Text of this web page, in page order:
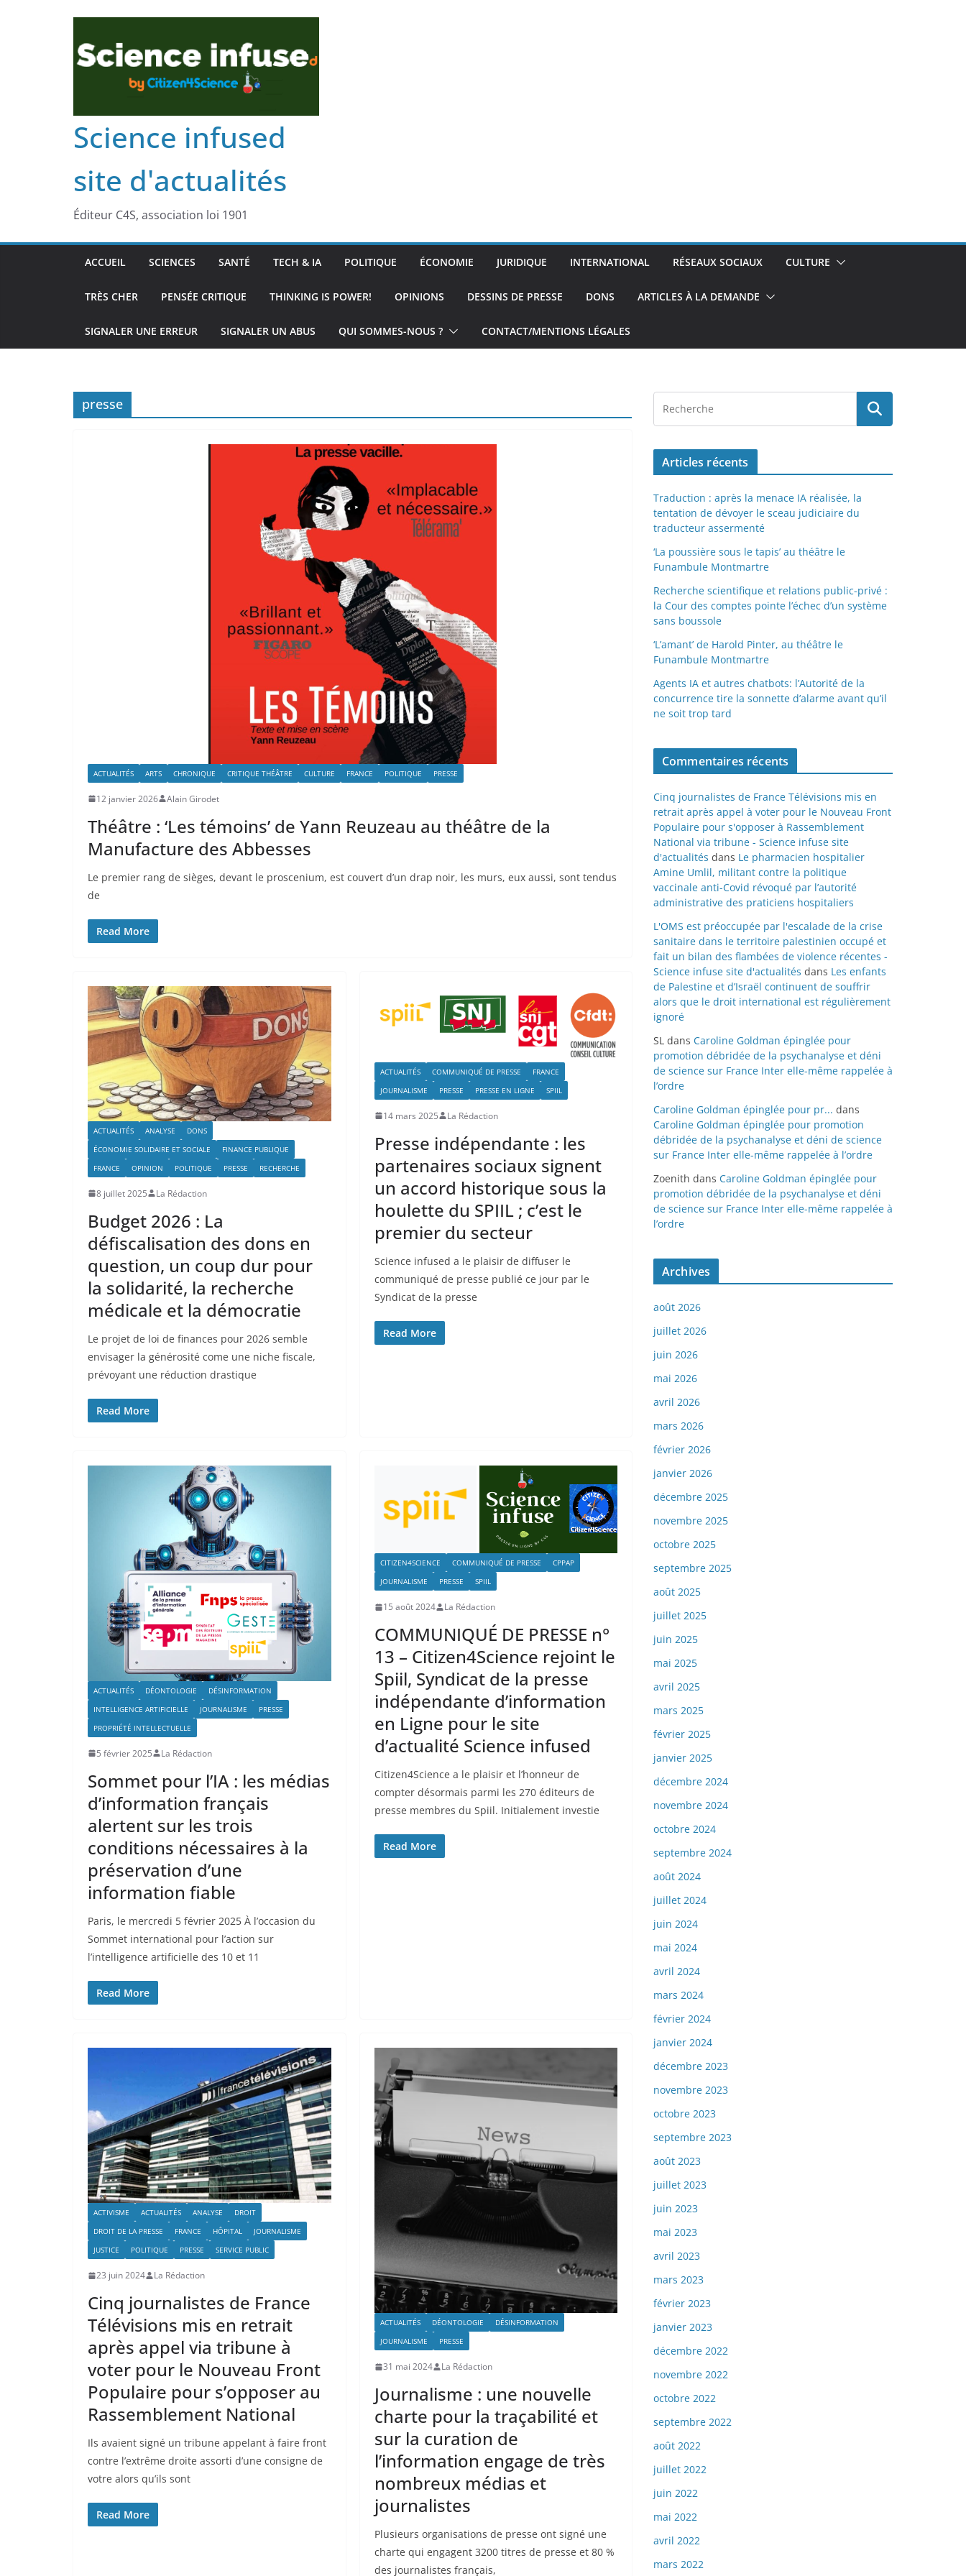
Science infused
site d'actualités
Éditeur C4S, association loi 1901
ACCUEIL SCIENCES SANTÉ TECH & IA POLITIQUE ÉCONOMIE JURIDIQUE INTERNATIONAL RÉSEAUX SOCIAUX CULTURE
TRÈS CHER PENSÉE CRITIQUE THINKING IS POWER! OPINIONS DESSINS DE PRESSE DONS ARTICLES À LA DEMANDE
SIGNALER UNE ERREUR SIGNALER UN ABUS QUI SOMMES-NOUS ? CONTACT/MENTIONS LÉGALES
presse
ACTUALITÉS ARTS CHRONIQUE CRITIQUE THÉÂTRE CULTURE FRANCE POLITIQUE PRESSE
12 janvier 2026 Alain Girodet
Théâtre : ‘Les témoins’ de Yann Reuzeau au théâtre de la
Manufacture des Abbesses
Le premier rang de sièges, devant le proscenium, est couvert d’un drap noir, les murs, eux aussi, sont tendus
de
Read More
ACTUALITÉS ANALYSE
DONS
ÉCONOMIE SOLIDAIRE ET SOCIALE
FINANCE PUBLIQUE
FRANCE
OPINION POLITIQUE PRESSE RECHERCHE
8 juillet 2025 La Rédaction
Budget 2026 : La
défiscalisation des dons en
question, un coup dur pour
la solidarité, la recherche
médicale et la démocratie
Le projet de loi de finances pour 2026 semble
envisager la générosité come une niche fiscale,
prévoyant une réduction drastique
Read More
ACTUALITÉS COMMUNIQUÉ DE PRESSE
FRANCE
JOURNALISME
PRESSE PRESSE EN LIGNE SPIIL
14 mars 2025 La Rédaction
Presse indépendante : les
partenaires sociaux signent
un accord historique sous la
houlette du SPIIL ; c’est le
premier du secteur
Science infused a le plaisir de diffuser le
communiqué de presse publié ce jour par le
Syndicat de la presse
Read More
ACTUALITÉS DÉONTOLOGIE
DÉSINFORMATION
INTELLIGENCE ARTIFICIELLE
JOURNALISME
PRESSE
PROPRIÉTÉ INTELLECTUELLE
5 février 2025 La Rédaction
Sommet pour l’IA : les médias
d’information français
alertent sur les trois
conditions nécessaires à la
préservation d’une
information fiable
Paris, le mercredi 5 février 2025 À l’occasion du
Sommet international pour l’action sur
l’intelligence artificielle des 10 et 11
Read More
CITIZEN4SCIENCE COMMUNIQUÉ DE PRESSE
CPPAP
JOURNALISME
PRESSE SPIIL
15 août 2024 La Rédaction
COMMUNIQUÉ DE PRESSE n°
13 – Citizen4Science rejoint le
Spiil, Syndicat de la presse
indépendante d’information
en Ligne pour le site
d’actualité Science infused
Citizen4Science a le plaisir et l’honneur de
compter désormais parmi les 270 éditeurs de
presse membres du Spiil. Initialement investie
Read More
ACTIVISME ACTUALITÉS ANALYSE
DROIT
DROIT DE LA PRESSE
FRANCE HÔPITAL
JOURNALISME
JUSTICE
POLITIQUE PRESSE SERVICE PUBLIC
23 juin 2024 La Rédaction
Cinq journalistes de France
Télévisions mis en retrait
après appel via tribune à
voter pour le Nouveau Front
Populaire pour s’opposer au
Rassemblement National
Ils avaient signé un tribune appelant à faire front
contre l’extrême droite assorti d’une consigne de
votre alors qu’ils sont
Read More
ACTUALITÉS DÉONTOLOGIE
DÉSINFORMATION
JOURNALISME
PRESSE
31 mai 2024 La Rédaction
Journalisme : une nouvelle
charte pour la traçabilité et
sur la curation de
l’information engage de très
nombreux médias et
journalistes
Plusieurs organisations de presse ont signé une
charte qui engagent 3200 titres de presse et 80 %
des journalistes français,
Articles récents
Traduction : après la menace IA réalisée, la
tentation de dévoyer le sceau judiciaire du
traducteur assermenté
‘La poussière sous le tapis’ au théâtre le
Funambule Montmartre
Recherche scientifique et relations public-privé :
la Cour des comptes pointe l’échec d’un système
sans boussole
‘L’amant’ de Harold Pinter, au théâtre le
Funambule Montmartre
Agents IA et autres chatbots: l’Autorité de la
concurrence tire la sonnette d’alarme avant qu’il
ne soit trop tard
Commentaires récents
Cinq journalistes de France Télévisions mis en
retrait après appel à voter pour le Nouveau Front
Populaire pour s'opposer à Rassemblement
National via tribune - Science infuse site
d'actualités dans Le pharmacien hospitalier
Amine Umlil, militant contre la politique
vaccinale anti-Covid révoqué par l’autorité
administrative des praticiens hospitaliers
L'OMS est préoccupée par l'escalade de la crise
sanitaire dans le territoire palestinien occupé et
fait un bilan des flambées de violence récentes -
Science infuse site d'actualités dans Les enfants
de Palestine et d’Israël continuent de souffrir
alors que le droit international est régulièrement
ignoré
SL dans Caroline Goldman épinglée pour
promotion débridée de la psychanalyse et déni
de science sur France Inter elle-même rappelée à
l’ordre
Caroline Goldman épinglée pour pr... dans
Caroline Goldman épinglée pour promotion
débridée de la psychanalyse et déni de science
sur France Inter elle-même rappelée à l’ordre
Zoenith dans Caroline Goldman épinglée pour
promotion débridée de la psychanalyse et déni
de science sur France Inter elle-même rappelée à
l’ordre
Archives
août 2026
juillet 2026
juin 2026
mai 2026
avril 2026
mars 2026
février 2026
janvier 2026
décembre 2025
novembre 2025
octobre 2025
septembre 2025
août 2025
juillet 2025
juin 2025
mai 2025
avril 2025
mars 2025
février 2025
janvier 2025
décembre 2024
novembre 2024
octobre 2024
septembre 2024
août 2024
juillet 2024
juin 2024
mai 2024
avril 2024
mars 2024
février 2024
janvier 2024
décembre 2023
novembre 2023
octobre 2023
septembre 2023
août 2023
juillet 2023
juin 2023
mai 2023
avril 2023
mars 2023
février 2023
janvier 2023
décembre 2022
novembre 2022
octobre 2022
septembre 2022
août 2022
juillet 2022
juin 2022
mai 2022
avril 2022
mars 2022